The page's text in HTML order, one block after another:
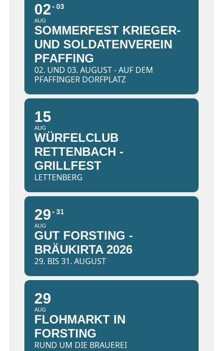
02
AUG
03
SOMMERFEST KRIEGER-
UND SOLDATENVEREIN
PFAFFING
02. UND 03. AUGUST - AUF DEM
PFAFFINGER DORFPLATZ
15
AUG
WÜRFELCLUB
RETTENBACH -
GRILLFEST
LETTENBERG
29
AUG
31
GUT FORSTING -
BRÄUKIRTA 2026
29. BIS 31. AUGUST
29
AUG
FLOHMARKT IN
FORSTING
RUND UM DIE BRAUEREI